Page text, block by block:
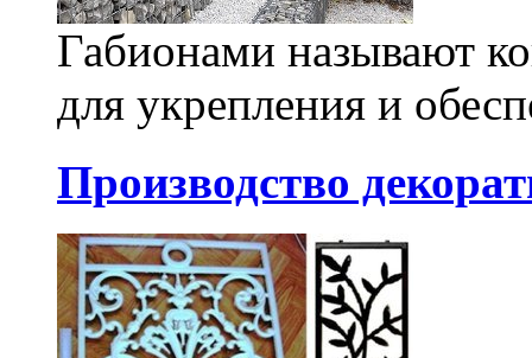
Габионами называют
для укрепления и
Производство